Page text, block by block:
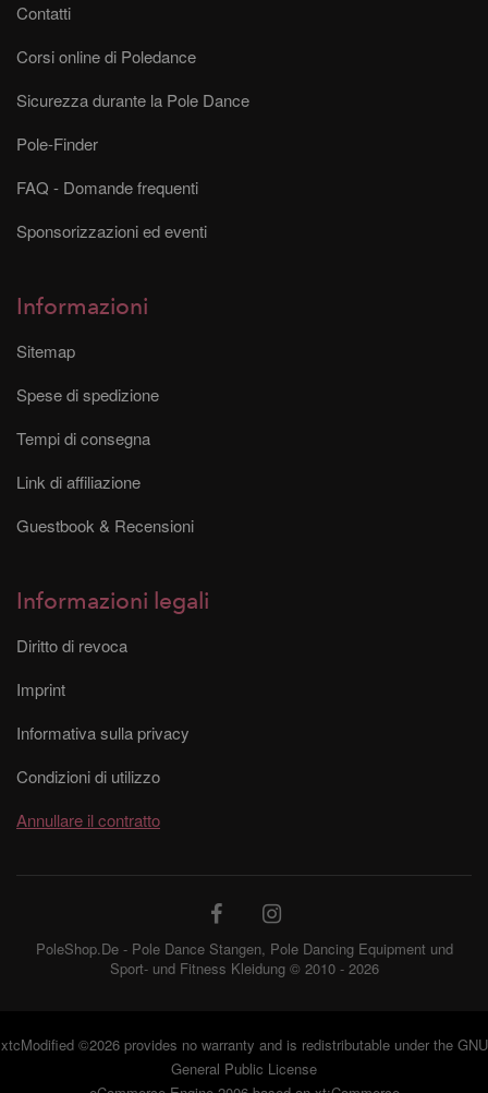
Contatti
Corsi online di Poledance
Sicurezza durante la Pole Dance
Pole-Finder
FAQ - Domande frequenti
Sponsorizzazioni ed eventi
Informazioni
Sitemap
Spese di spedizione
Tempi di consegna
Link di affiliazione
Guestbook & Recensioni
Informazioni legali
Diritto di revoca
Imprint
Informativa sulla privacy
Condizioni di utilizzo
Annullare il contratto
PoleShop.De - Pole Dance Stangen, Pole Dancing Equipment und
Sport- und Fitness Kleidung © 2010 - 2026
xtcModified©2026 provides no warranty and is redistributable under the GNU
General Public License